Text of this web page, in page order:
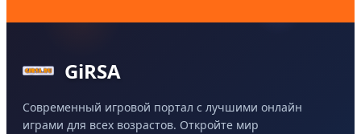
GiRSA
Современный игровой портал с лучшими онлайн
играми для всех возрастов. Откройте мир